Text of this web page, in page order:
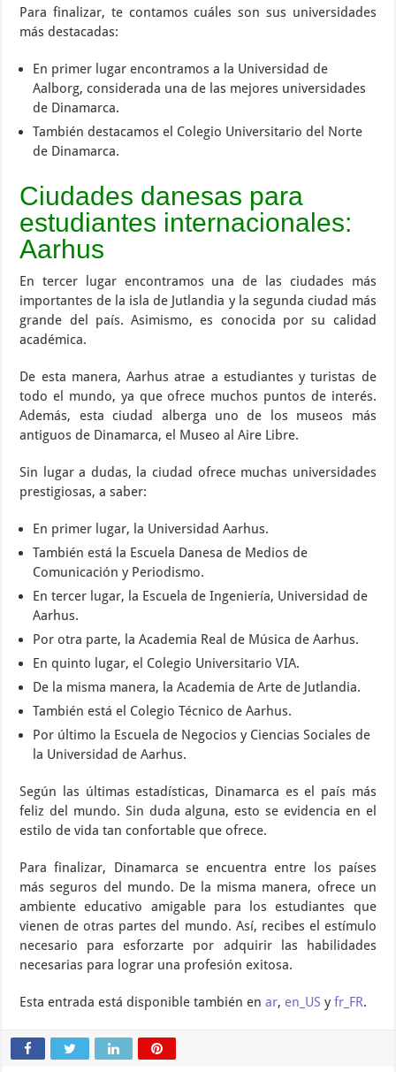
Para finalizar, te contamos cuáles son sus universidades
más destacadas:
En primer lugar encontramos a la Universidad de
Aalborg, considerada una de las mejores universidades
de Dinamarca.
También destacamos el Colegio Universitario del Norte
de Dinamarca.
Ciudades danesas para
estudiantes internacionales:
Aarhus
En tercer lugar encontramos una de las ciudades más
importantes de la isla de Jutlandia y la segunda ciudad más
grande del país. Asimismo, es conocida por su calidad
académica.
De esta manera, Aarhus atrae a estudiantes y turistas de
todo el mundo, ya que ofrece muchos puntos de interés.
Además, esta ciudad alberga uno de los museos más
antiguos de Dinamarca, el Museo al Aire Libre.
Sin lugar a dudas, la ciudad ofrece muchas universidades
prestigiosas, a saber:
En primer lugar, la Universidad Aarhus.
También está la Escuela Danesa de Medios de
Comunicación y Periodismo.
En tercer lugar, la Escuela de Ingeniería, Universidad de
Aarhus.
Por otra parte, la Academia Real de Música de Aarhus.
En quinto lugar, el Colegio Universitario VIA.
De la misma manera, la Academia de Arte de Jutlandia.
También está el Colegio Técnico de Aarhus.
Por último la Escuela de Negocios y Ciencias Sociales de
la Universidad de Aarhus.
Según las últimas estadísticas, Dinamarca es el país más
feliz del mundo. Sin duda alguna, esto se evidencia en el
estilo de vida tan confortable que ofrece.
Para finalizar, Dinamarca se encuentra entre los países
más seguros del mundo. De la misma manera, ofrece un
ambiente educativo amigable para los estudiantes que
vienen de otras partes del mundo. Así, recibes el estímulo
necesario para esforzarte por adquirir las habilidades
necesarias para lograr una profesión exitosa.
Esta entrada está disponible también enar, en_US yfr_FR.